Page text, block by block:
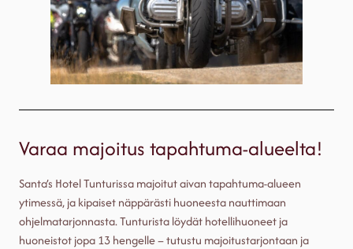
Varaa majoitus tapahtuma-alueelta!
Santa’s Hotel Tunturissa majoitut aivan tapahtuma-alueen
ytimessä, ja kipaiset näppärästi huoneesta nauttimaan
ohjelmatarjonnasta. Tunturista löydät hotellihuoneet ja
huoneistot jopa 13 hengelle – tutustu majoitustarjontaan ja